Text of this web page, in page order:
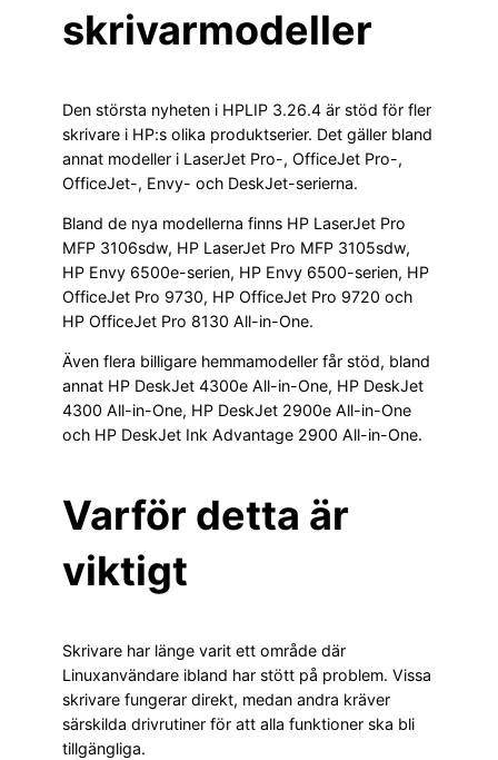
skrivarmodeller
Den största nyheten i HPLIP 3.26.4 är stöd för fler
skrivare i HP:s olika produktserier. Det gäller bland
annat modeller i LaserJet Pro-, OfficeJet Pro-,
OfficeJet-, Envy- och DeskJet-serierna.
Bland de nya modellerna finns HP LaserJet Pro
MFP 3106sdw, HP LaserJet Pro MFP 3105sdw,
HP Envy 6500e-serien, HP Envy 6500-serien, HP
OfficeJet Pro 9730, HP OfficeJet Pro 9720 och
HP OfficeJet Pro 8130 All-in-One.
Även flera billigare hemmamodeller får stöd, bland
annat HP DeskJet 4300e All-in-One, HP DeskJet
4300 All-in-One, HP DeskJet 2900e All-in-One
och HP DeskJet Ink Advantage 2900 All-in-One.
Varför detta är
viktigt
Skrivare har länge varit ett område där
Linuxanvändare ibland har stött på problem. Vissa
skrivare fungerar direkt, medan andra kräver
särskilda drivrutiner för att alla funktioner ska bli
tillgängliga.